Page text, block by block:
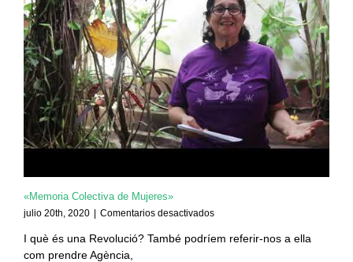
«Memoria Colectiva de Mujeres»
julio 20th, 2020 Comentarios desactivadosen
Colectiva
I què és una Revolució? També podríem referir-nos a ella
com prendre Agència,